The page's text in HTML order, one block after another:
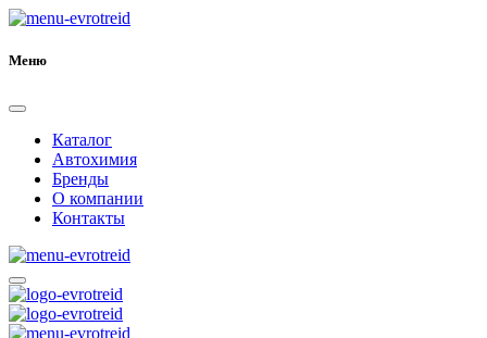
Меню
Каталог
Автохимия
Бренды
О компании
Контакты